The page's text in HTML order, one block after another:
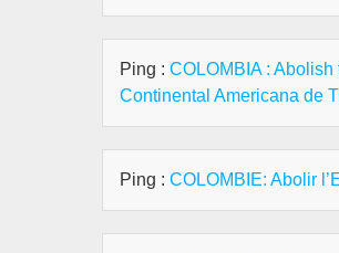
Ping : COLOMBIA :
Continental Americana de
Ping : COLOMBIE: Abolir